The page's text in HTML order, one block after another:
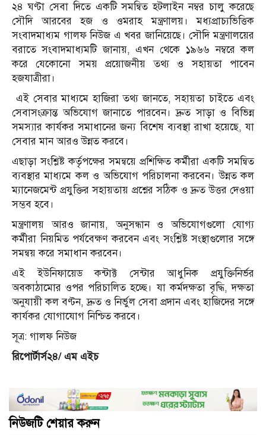
২৪ ঘণ্টা সেবা দিতে একটি সমন্বিত হটলাইন নম্বর চালু করেছে
সৌদি আরবের হজ ও ওমরাহ মন্ত্রণালয়। মধ্যপ্রাচ্যভিত্তিক
সংবাদমাধ্যম গালফ নিউজ এ খবর জানিয়েছে।সৌদি মন্ত্রণালয়ের
বরাতে সংবাদমাধ্যমটি জানায়, এখন থেকে ১৯৬৬ নম্বরে কল
করে যেকোনো সময় প্রয়োজনীয় তথ্য ও সহায়তা পাবেন
হজযাত্রীরা।
এই সেবার মাধ্যমে হাজিরা তথ্য জানতে, সহায়তা চাইতে এবং
সেবাসংক্রান্ত অভিযোগ জানাতে পারবেন। দ্রুত সাড়া ও বিভিন্ন
সমস্যার কার্যকর সমাধানের জন্য বিশেষ ব্যবস্থা রাখা হয়েছে, যা
সেবার মান আরও উন্নত করবে।
এছাড়া সংশ্লিষ্ট কর্তৃপক্ষের সমন্বয়ে প্রশিক্ষিত কর্মীরা একটি সমন্বিত
ব্যবস্থার মাধ্যমে কল ও অভিযোগ পরিচালনা করবেন। উন্নত কল
ম্যানেজমেন্ট প্রযুক্তির সহায়তায় প্রশ্নের সঠিক ও দ্রুত উত্তর দেওয়া
সম্ভব হবে।
মন্ত্রণালয় আরও জানায়, অনুসন্ধান ও অভিযোগগুলো যোগ্য
কর্মীরা নিয়মিত পর্যবেক্ষণ করবেন এবং সংশ্লিষ্ট সংস্থাগুলোর সঙ্গে
সমন্বয় করে সমাধান করবেন।
এই ইউনিফায়েড কন্টাক্ট সেন্টার আধুনিক প্রযুক্তিনির্ভর
অবকাঠামোর ওপর পরিচালিত হচ্ছে। যা কর্মদক্ষতা বৃদ্ধি, দক্ষতা
অনুযায়ী কল বণ্টন, দ্রুত ও নির্ভুল সেবা প্রদান এবং হাজিদের সঙ্গে
কার্যকর যোগাযোগ নিশ্চিত করবে।
সূত্র: গালফ নিউজ
রিপোর্টার্স২৪/ এম এইচ
নিউজটি শেয়ার করুন